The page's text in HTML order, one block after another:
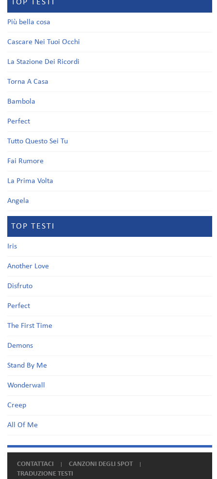
TOP TESTI
Più bella cosa
Cascare Nei Tuoi Occhi
La Stazione Dei Ricordi
Torna A Casa
Bambola
Perfect
Tutto Questo Sei Tu
Fai Rumore
La Prima Volta
Angela
TOP TESTI
Iris
Another Love
Disfruto
Perfect
The First Time
Demons
Stand By Me
Wonderwall
Creep
All Of Me
CONTATTACI
CANZONI DEGLI SPOT
TRADUZIONE TESTI